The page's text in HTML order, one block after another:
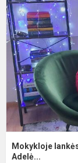
Mokykloje
Adelė...